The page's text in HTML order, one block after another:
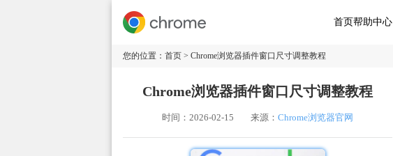
首页帮助中心
您的位置： 首页 > Chrome浏览器插件窗口尺寸调整教程
Chrome浏览器插件窗口尺寸调整教程
时间：2026-02-15 来源： Chrome浏览器官网